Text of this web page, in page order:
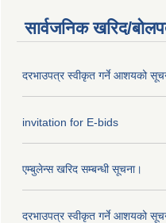
सार्वजनिक खरिद/
दरभाउपत्र स्वीकृत गर्ने आशयको
invitation for E-bids
एम्बुलेन्स खरिद सम्बन्धी सूचना।
दरभाउपत्र स्वीकृत गर्ने आशयको